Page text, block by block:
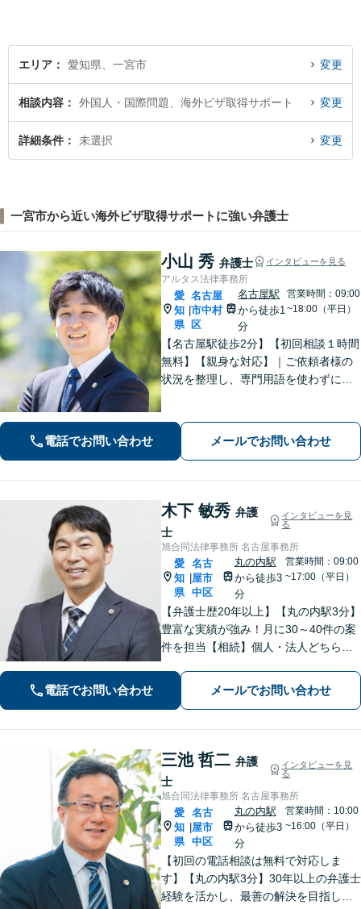
エリア 愛知県、一宮市 変更
相談内容 外国人・国際問題、海外ビザ取得サポート 変更
詳細条件 未選択 変更
一宮市から近い海外ビザ取得サポートに強い弁護士
小山 秀 弁護士 インタビューを見る
アルタス法律事務所
愛
知
県
|
名古屋
市中村
区
名古屋駅
から徒歩1
分
営業時間：09:00
~18:00（平日）
【名古屋駅徒歩2分】【初回相談１時間
無料】【親身な対応】｜ご依頼者様の
状況を整理し、専門用語を使わずに、
るか悩む前にまずはご相談ください。
電話でお問い合わせ メールでお問い合わせ
木下 敏秀 弁護
士
インタビューを見
る
旭合同法律事務所 名古屋事務所
愛
知
県
名古
屋市
中区
丸の内駅
から徒歩3
分
営業時間：09:00
~17:00（平日）
【弁護士歴20年以上】【丸の内駅3分】
豊富な実績が強み！月に30～40件の案
件を担当【相続】個人・法人どちらの
方ともに納得する解決を目指します
【離婚問題】他士業と連携し多角的な
電話でお問い合わせ メールでお問い合わせ
三池 哲二 弁護
士
インタビューを見
る
旭合同法律事務所 名古屋事務所
愛
知
県
名古
屋市
中区
丸の内駅
から徒歩3
分
営業時間：10:00
~16:00（平日）
【初回の電話相談は無料で対応しま
す】【丸の内駅3分】30年以上の弁護士
経験を活かし、最善の解決を目指しま